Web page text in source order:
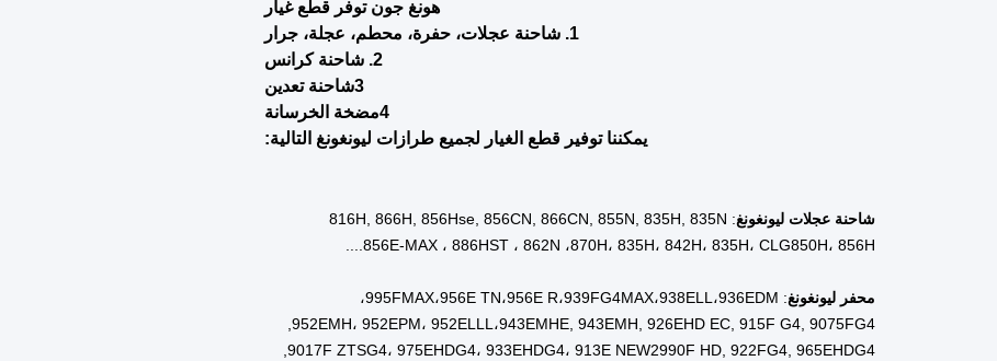
محلات إصلاح الآلات
موقع صالة العرض بيرو
موقع صالة العرض إندونيسيا
موقع صالة العرض روسيا
موقع صالة العرض المكسيك